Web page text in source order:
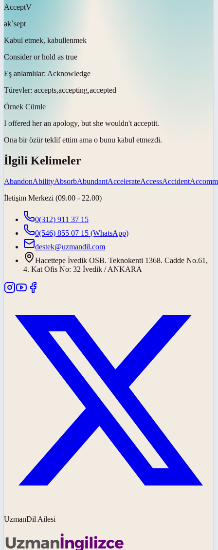
AcceptV
əkˈsept
Kabul etmek, kabullenmek
Consider or hold as true
Eş anlamlılar: Acknowledge
Türevler: accepts,accepting,accepted
Örnek Cümle
I offered her an apology, but she wouldn't acceptit.
Ona bir özür teklif ettim ama o bunu kabul etmezdi.
İlgili Kelimeler
AbandonAbilityAbsorbAbundantAccelerateAccessAccident
İletişim Merkezi (09.00 - 22.00)
0(312) 911 37 15
0(546) 855 07 15 (WhatsApp)
destek@uzmandil.com
Hacettepe İvedik OSB. Teknokenti 1368. Cadde No.61,
4. Kat Ofis No: 32 İvedik / ANKARA
UzmanDil Ailesi